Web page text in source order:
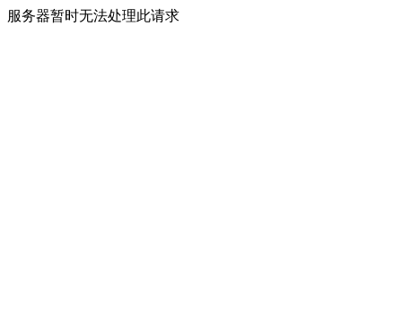
服务器暂时无法处理此请求